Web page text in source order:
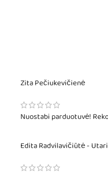
Zita Pečiukevičienė
Nuostabi parduotuvė!
Edita Radvilavičiūtė -